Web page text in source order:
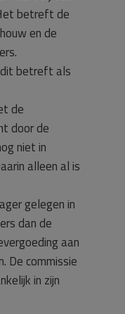
betreft de
en de
betreft als
de
door de
niet in
alleen al is
gelegen in
dan de
aan
De commissie
in zijn